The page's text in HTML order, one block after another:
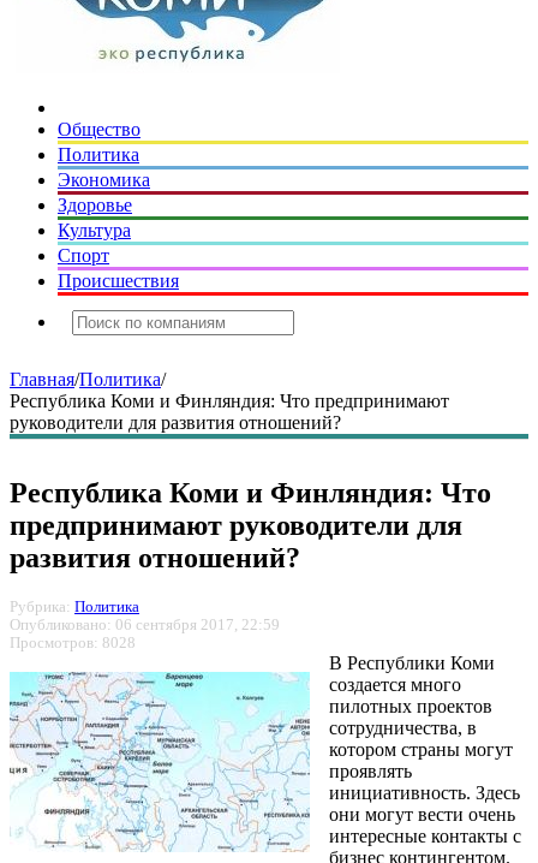
Общество
Политика
Экономика
Здоровье
Культура
Спорт
Происшествия
Главная/Политика/
Республика Коми и Финляндия: Что предпринимают
руководители для развития отношений?
Республика Коми и Финляндия: Что
предпринимают руководители для
развития отношений?
Рубрика: Политика
Опубликовано: 06 сентября 2017, 22:59
Просмотров: 8028
В Республики Коми
создается много
пилотных проектов
сотрудничества, в
котором страны могут
проявлять
инициативность. Здесь
они могут вести очень
интересные контакты с
бизнес контингентом.